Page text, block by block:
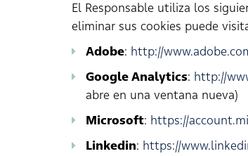
El Responsable utiliza los
eliminar sus cookies puede
Adobe: http://
Google Analytics: http://
abre en una ventana nueva)
Microsoft: https://
Linkedin: https://